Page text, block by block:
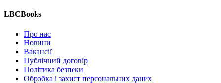
LBCBooks
Про нас
Новини
Вакансії
Публічний договір
Політика безпеки
Обробка і захист персональних даних